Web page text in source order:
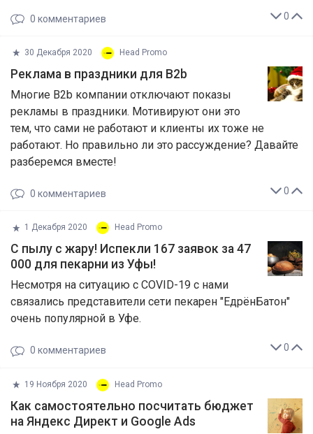
0
0 комментариев
30 Декабря 2020 Head Promo
Реклама в праздники для B2b
Многие B2b компании отключают показы
рекламы в праздники. Мотивируют они это
тем, что сами не работают и клиенты их тоже не
работают. Но правильно ли это рассуждение? Давайте
разберемся вместе!
0
0 комментариев
1 Декабря 2020 Head Promo
С пылу с жару! Испекли 167 заявок за 47
000 для пекарни из Уфы!
Несмотря на ситуацию с COVID-19 с нами
связались представители сети пекарен "ЕдрёнБатон"
очень популярной в Уфе.
0
0 комментариев
19 Ноября 2020 Head Promo
Как самостоятельно посчитать бюджет
на Яндекс Директ и Google Ads